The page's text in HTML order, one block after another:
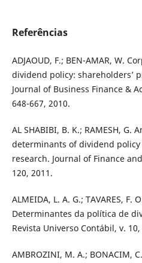
Referências
ADJAOUD, F.; BEN-AMAR, W.
dividend policy: shareholders’
Journal of Business Finance &
648-667, 2010.
AL SHABIBI, B. K.; RAMESH,
determinants of dividend
research. Journal of Finance
120, 2011.
ALMEIDA, L. A. G.; TAVARES, F.
Determinantes da política de
Revista Universo Contábil, v.
AMBROZINI, M. A.; BONACIM,